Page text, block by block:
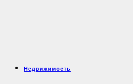
Недвижимость